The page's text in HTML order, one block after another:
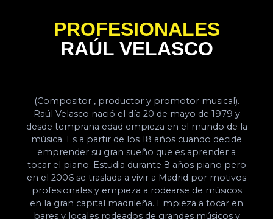
PROFESIONALES
RAÚL VELASCO
(Compositor , productor y promotor musical).
Raúl Velasco nació el día 20 de mayo de 1979 y
desde temprana edad empieza en el mundo de la
música. Es a partir de los 18 años cuando decide
emprender su gran sueño que es aprender a
tocar el piano. Estudia durante 8 años piano pero
en el 2006 se traslada a vivir a Madrid por motivos
profesionales y empieza a rodearse de músicos
en la gran capital madrileña. Empieza a tocar en
bares y locales rodeados de grandes músicos y